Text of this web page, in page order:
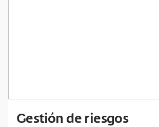
Gestión de riesgos